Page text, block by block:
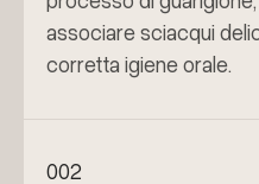
associare sciacqui
corretta igiene orale.
002